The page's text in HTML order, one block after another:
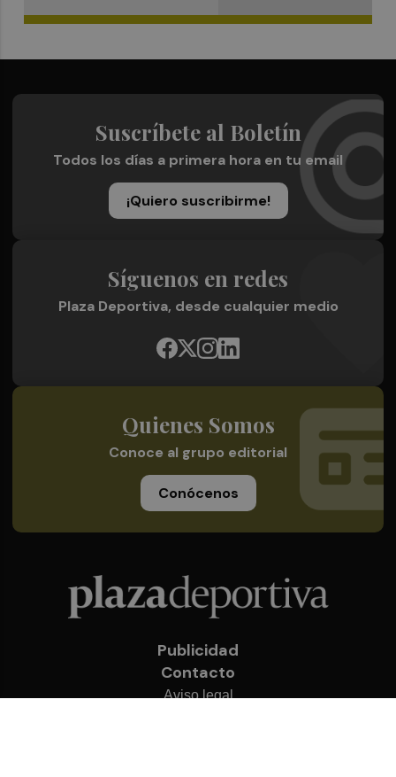
Suscríbete al Boletín
Todos los días a primera hora en tu email
¡Quiero suscribirme!
Síguenos en redes
Plaza Deportiva, desde cualquier medio
Quienes Somos
Conoce al grupo editorial
Conócenos
Publicidad
Contacto
Aviso legal